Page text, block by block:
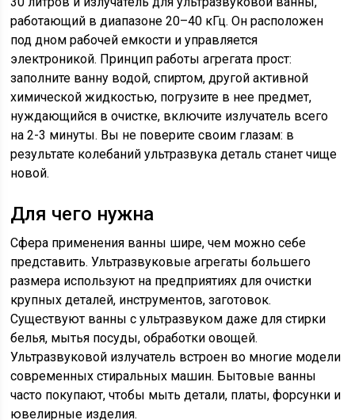
работающий в диапазоне 20–40 кГц. Он расположен
под дном рабочей емкости и управляется
электроникой. Принцип работы агрегата прост:
заполните ванну водой, спиртом, другой активной
химической жидкостью, погрузите в нее предмет,
нуждающийся в очистке, включите излучатель всего
на 2-3 минуты. Вы не поверите своим глазам: в
результате колебаний ультразвука деталь станет чище
новой.
Для чего нужна
Сфера применения ванны шире, чем можно себе
представить. Ультразвуковые агрегаты большего
размера используют на предприятиях для очистки
крупных деталей, инструментов, заготовок.
Существуют ванны с ультразвуком даже для стирки
белья, мытья посуды, обработки овощей.
Ультразвуковой излучатель встроен во многие модели
современных стиральных машин. Бытовые ванны
часто покупают, чтобы мыть детали, платы, форсунки и
ювелирные изделия.